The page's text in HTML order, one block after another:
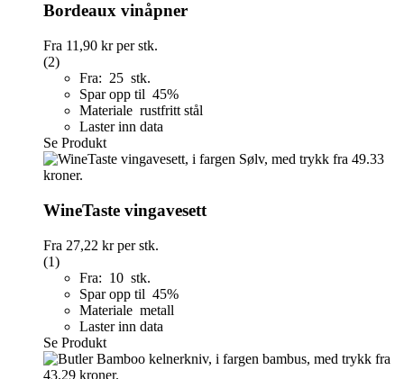
Bordeaux vinåpner
Fra 11,90 krper stk.
(2)
Fra: 25 stk.
Spar opp til 45%
Materiale rustfritt stål
Laster inn data
Se Produkt
WineTaste vingavesett
Fra 27,22 krper stk.
(1)
Fra: 10 stk.
Spar opp til 45%
Materiale metall
Laster inn data
Se Produkt